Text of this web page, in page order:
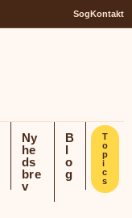
SogKontakt
Ny
he
ds
bre
v
B
l
o
g
T
o
p
i
c
s